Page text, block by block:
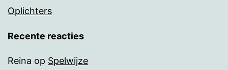
Oplichters
Recente reacties
Reina op Spelwijze